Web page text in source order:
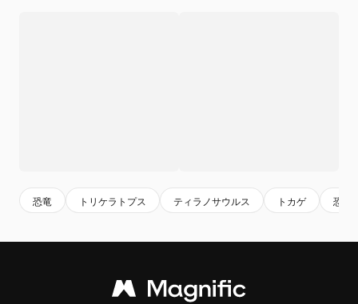
恐竜 トリケラトプス ティラノサウルス トカゲ 恐竜